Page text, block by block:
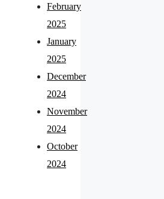
February
2025
January
2025
December
2024
November
2024
October
2024